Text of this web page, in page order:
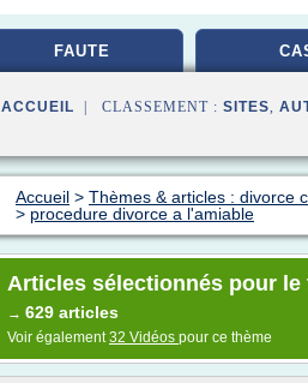
FAUTE
ACCUEIL | CLASSEMENT : SITES,
Accueil > Thèmes & articles : divorce
> procedure divorce a l'amiable
Articles sélectionnés pour
→ 629 articles
Voir également32 Vidéos pour ce thème